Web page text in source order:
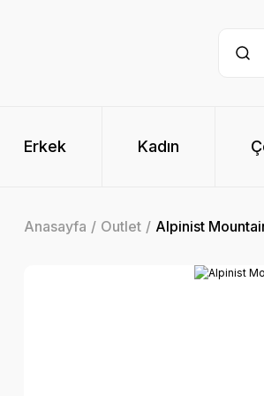
Erkek Kadın
Anasayfa Outlet Alpinist